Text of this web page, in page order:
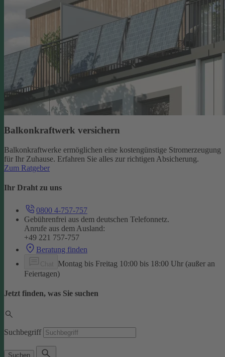
Balkonkraftwerk versichern
Balkonkraftwerke ermöglichen eine kostengünstige Stromerzeugung
für Ihr Zuhause. Erfahren Sie alles zur richtigen Absicherung.
Zum Ratgeber
Ihr Draht zu uns
0800 4-757-757
Gebührenfrei aus dem deutschen Telefonnetz.
Anrufe aus dem Ausland:
+49 221 757-757
Beratung finden
Montag bis Freitag 10:00 bis 18:00 Uhr (außer an
Feiertagen)
Jetzt finden, was Sie suchen
Suchbegriff
Suchen